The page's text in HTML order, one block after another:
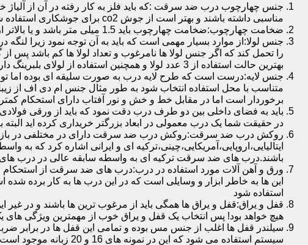
جنس چهارچوب درب ضد سرقت :که باید فلز به کار رفته در آن از
مناسبی داشته باشند و بهتر است از جوش co2 برای جوشکاری استفاده شده باشد.
ضخامت چهارچوب:ضخامت چهارچوب باید 1.5 میلی متر باشد و یا بالاتر از آن
جنس لولا:از موارد بسیار مهمی است که باید به آن توجه نمود زیرا لنگه
را تحمل کند که اگر جنس لولا ها نامرغوب و تعداد لولا ها کم باشد
بهترین حالت استفاده از 3 عدد لولا و همچنین استفاده از لولای بلبرینگ دار است.
جنس لایه:درست است که طرح لایه درب به صورت سلیقه ای بوده اما
متناسب با محل استفاده انتخاب شود به طور مثال جنس ام دی اف از
برخوردار است اما در مقابل خط و خش و نور آفتاب دارای استحکام
باید به فضای داخلی بین دو طرف درب دقت نمود که باید از ورقی
در حقیقت شما یک درب معمولی در ابعاد بزرگتر خریداری کرده اید
روکش درب ضد سرقت:روکش درب ضد سرقت دارای در مختلفی در
ایتالیایی،اروپایی،آمریکایی،چینی،ترکیه ای و ایرانی اشاره کرد که
باشند.درب های ضد سرقت ترکیه ای به واسطه سابقه عالی در درب
ورق و آهن آلات مورد استفاده در درب:درب های ضد سرقت از استحکام
این ها به خاطر ابزار و وسایلی است که در این درب ها به کار برده
استفاده شود
قفل و یراق:قفل و یراق ها همگی باید از مرغوب ترین ها باشند و در
هیچ خواهد بود! پس انتخاب یک قفل و یراق خوب از مهمترین ویژگی
سیلندر قفل ها اغلب از جنس مس بوده و تمامی این قفل ها در برابر
سیستم استفاده می